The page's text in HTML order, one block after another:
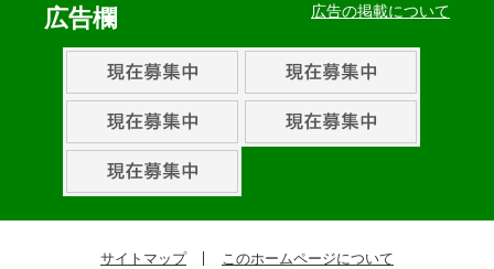
広告欄 広告の掲載について
サイトマップ このホームページについて